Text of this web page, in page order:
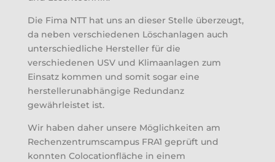
Die Fima NTT hat uns an dieser Stelle überzeugt,
da neben verschiedenen Löschanlagen auch
unterschiedliche Hersteller für die
verschiedenen USV und Klimaanlagen zum
Einsatz kommen und somit sogar eine
herstellerunabhängige Redundanz
gewährleistet ist.
Wir haben daher unsere Möglichkeiten am
Rechenzentrumscampus FRA1 geprüft und
konnten Colocationfläche in einem